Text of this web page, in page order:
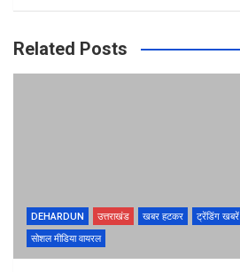
Related Posts
DEHARDUN उत्तराखंड खबर हटकर ट्रेंडिंग खबरें
सोशल मीडिया वायरल